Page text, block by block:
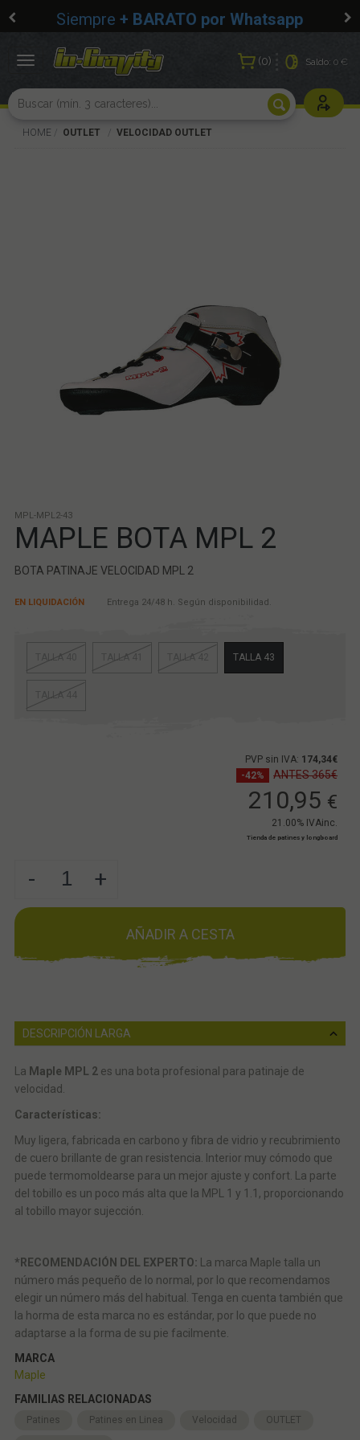
Siempre + BARATO por Whatsapp
0 Saldo:0 €
Usuarios
Toggle
HOME OUTLET VELOCIDAD OUTLET
MPL-MPL2-43
MAPLE BOTA MPL 2
BOTA PATINAJE VELOCIDAD MPL 2
EN LIQUIDACIÓN Entrega 24/48 h. Según disponibilidad.
TALLA 40 TALLA 41 TALLA 42 TALLA 43
TALLA 44
PVP sin IVA: 174,34€
-42%
ANTES 365€
210,95 €
21.00% IVAinc.
Tienda de patines y longboard
- +
AÑADIR A CESTA
DESCRIPCIÓN LARGA
La Maple MPL 2es una bota profesional para patinaje de
velocidad.
Características:
Muy ligera, fabricada en carbono y fibra de vidrio y recubrimiento
de cuero brillante de gran resistencia. Interior muy cómodo que
puede termomoldearse para un mejor ajuste y confort. La parte
del tobillo es un poco más alta que la MPL 1 y 1.1, proporcionando
al tobillo mayor sujección.
*RECOMENDACIÓN DEL EXPERTO:
La marca Maple talla un
número más pequeño de lo normal, por lo que recomendamos
elegir un número más del habitual. Tenga en cuenta también que
la horma de esta marca no es estándar, por lo que puede no
adaptarse a la forma de su pie facilmente.
MARCA
Maple
FAMILIAS RELACIONADAS
Patines Patines en Linea Velocidad OUTLET